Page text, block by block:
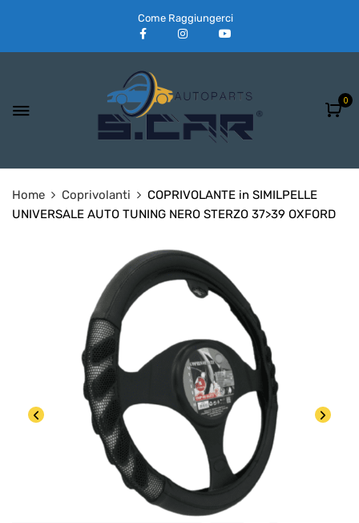
Come Raggiungerci
0
Home Coprivolanti
COPRIVOLANTE in SIMILPELLE
UNIVERSALE AUTO TUNING NERO STERZO 37>39 OXFORD